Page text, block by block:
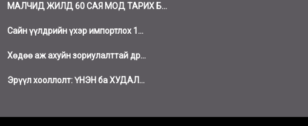
МАЛЧИД ЖИЛД 60 САЯ МОД ТАРИХ Б...
Сайн үүлдрийн үхэр импортлох 1...
Хөдөө аж ахуйн зориулалттай др...
Эрүүл хооллолт: ҮНЭН ба ХУДАЛ...